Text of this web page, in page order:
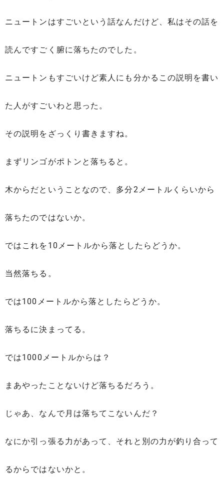
ニュートンはすごいという話なんだけど、私はその話を
読んですごく腑に落ちたのでした。
ニュートンもすごいけど素人にも分かるこの説明を書い
た人がすごいわと思った。
その説明をざっくり書きますね。
まずリンゴがポトンと落ちると。
木からだということなので、多分2メートルくらいから
落ちたのではないか。
ではこれを10メートルから落としたらどうか。
当然落ちる。
では100メートルから落としたらどうか。
落ちるに決まってる。
では1000メートルからは？
まあやったことないけど落ちるだろう。
じゃあ、なんで月は落ちてこないんだ？
なにか引っ張る力があって、それと別の力が釣り合って
るからではないかと。